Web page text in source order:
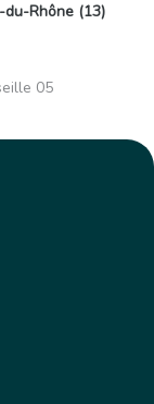
du-Rhône (13)
05